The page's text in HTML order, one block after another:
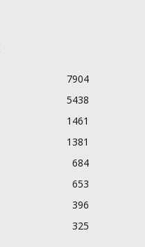
7904
5438
1461
1381
684
653
396
325